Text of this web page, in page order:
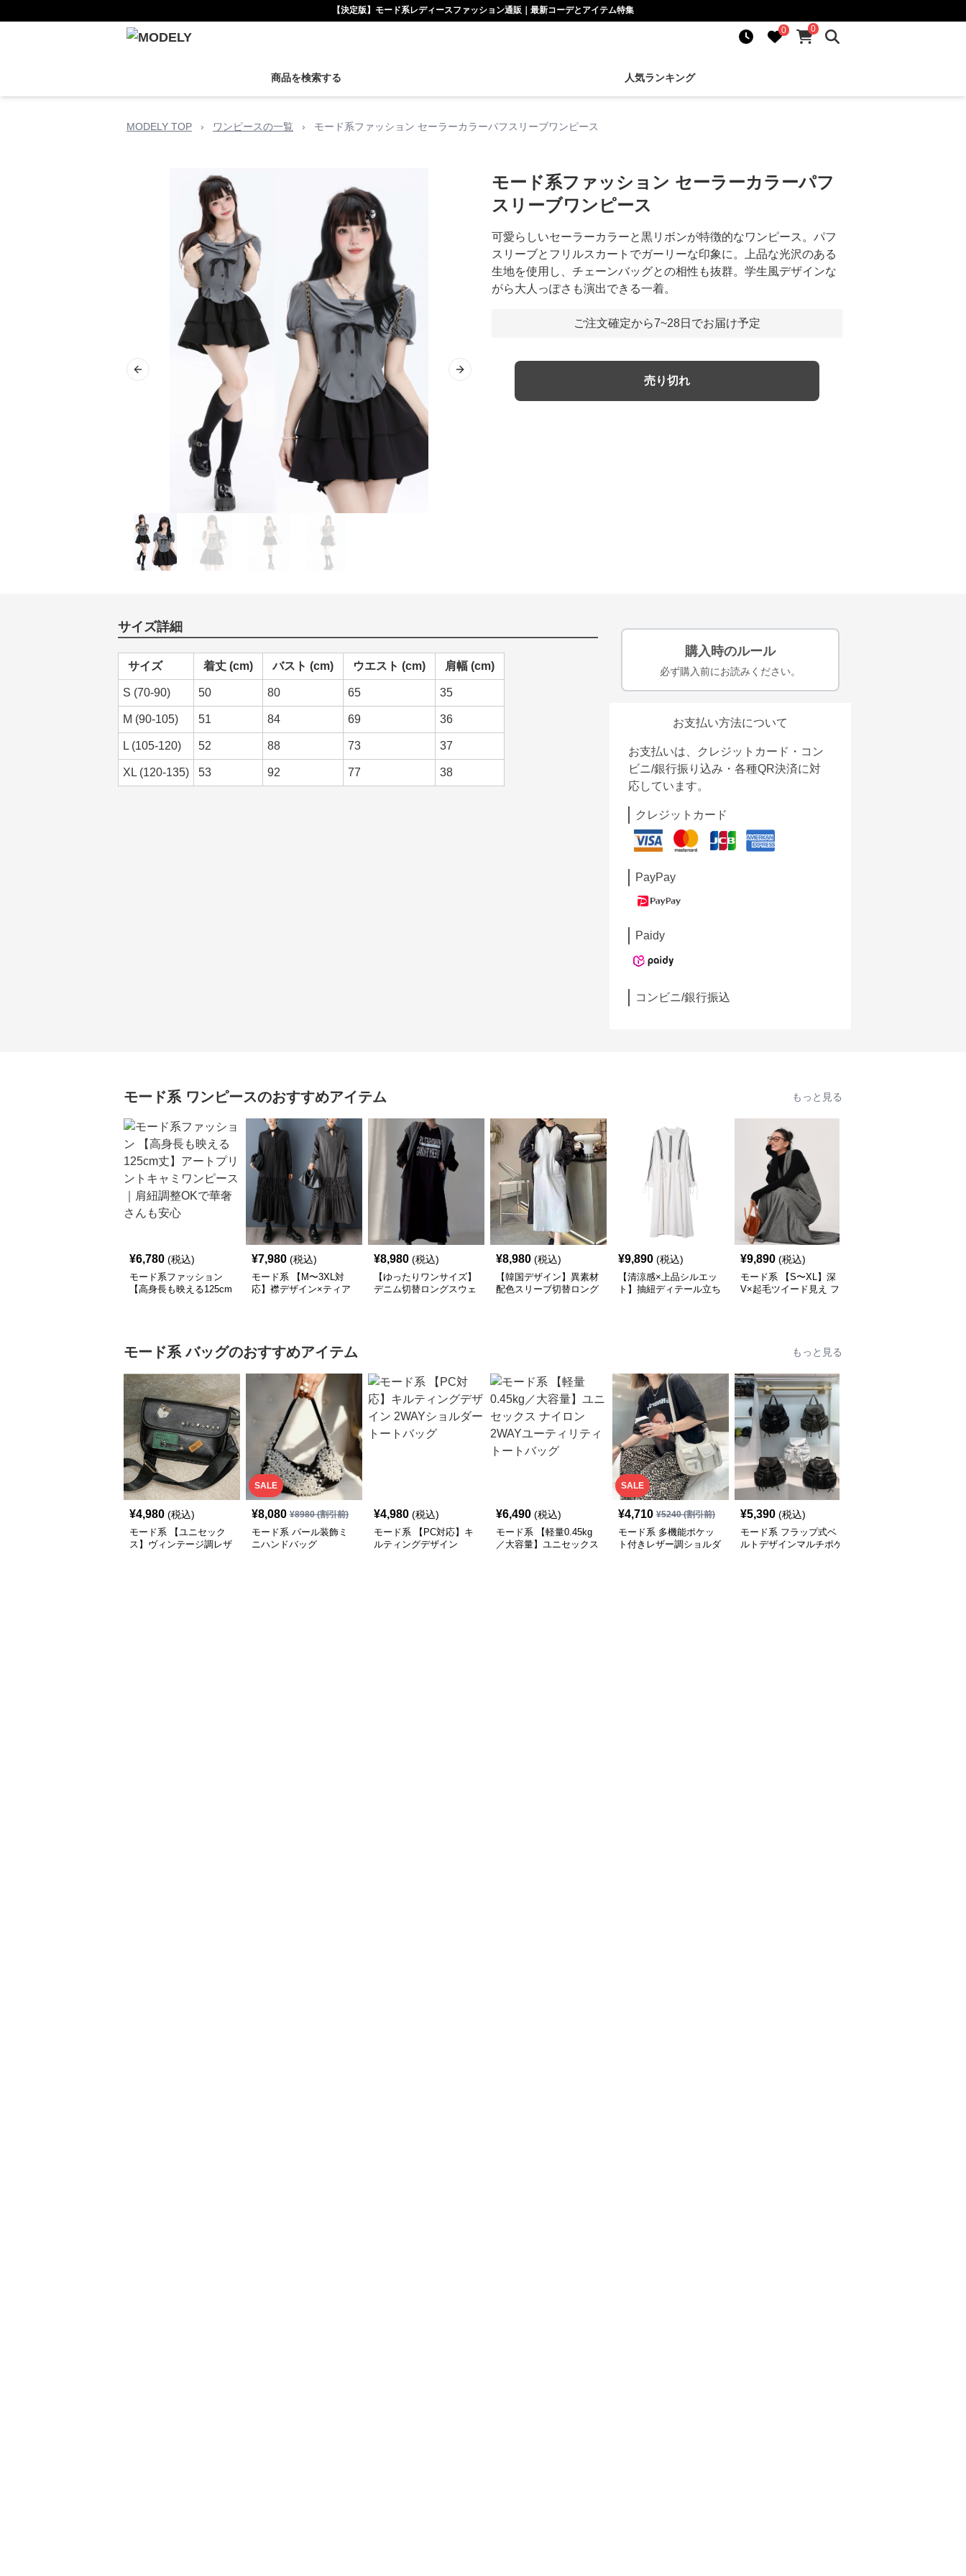
【決定版】モード系レディースファッション通販｜最新コーデとアイテム特集
0
0
商品を検索する 人気ランキング
MODELY TOP › ワンピースの一覧 › モード系ファッション セーラーカラーパフスリーブワンピース
Previous slide Next slide
モード系ファッション セーラーカラーパフ
スリーブワンピース
可愛らしいセーラーカラーと黒リボンが特徴的なワンピース。パフ
スリーブとフリルスカートでガーリーな印象に。上品な光沢のある
生地を使用し、チェーンバッグとの相性も抜群。学生風デザインな
がら大人っぽさも演出できる一着。
ご注文確定から7~28日でお届け予定
売り切れ
サイズ詳細
サイズ 着丈 (cm) バスト (cm) ウエスト (cm) 肩幅 (cm)
S (70-90) 50 80 65 35
M (90-105) 51 84 69 36
L (105-120) 52 88 73 37
XL (120-135) 53 92 77 38
購入時のルール
必ず購入前にお読みください。
お支払い方法について
お支払いは、クレジットカード・コン
ビニ/銀行振り込み・各種QR決済に対
応しています。
クレジットカード
PayPay
Paidy
コンビニ/銀行振込
モード系 ワンピースのおすすめアイテム もっと見る
¥6,780 (税込)
モード系ファッション
【高身長も映える125cm
¥7,980 (税込)
モード系 【M〜3XL対
応】襟デザイン×ティア
¥8,980 (税込)
【ゆったりワンサイズ】
デニム切替ロングスウェ
¥8,980 (税込)
【韓国デザイン】異素材
配色スリーブ切替ロング
¥9,890 (税込)
【清涼感×上品シルエッ
ト】抽紐ディテール立ち
¥9,890 (税込)
モード系 【S〜XL】深
V×起毛ツイード見え フ
モード系 バッグのおすすめアイテム もっと見る
¥4,980 (税込)
モード系 【ユニセック
ス】ヴィンテージ調レザ
SALE
¥8,080 ¥8980(割引前)
モード系 パール装飾ミ
ニハンドバッグ
¥4,980 (税込)
モード系 【PC対応】キ
ルティングデザイン
¥6,490 (税込)
モード系 【軽量0.45kg
／大容量】ユニセックス
SALE
¥4,710 ¥5240(割引前)
モード系 多機能ポケッ
ト付きレザー調ショルダ
¥5,390 (税込)
モード系 フラップ式ベ
ルトデザインマルチポケ